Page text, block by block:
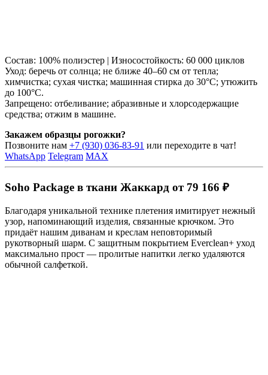
Состав: 100% полиэстер | Износостойкость: 60 000 циклов
Уход: беречь от солнца; не ближе 40–60 см от тепла;
химчистка; сухая чистка; машинная стирка до 30°C; утюжить
до 100°C.
Запрещено: отбеливание; абразивные и хлорсодержащие
средства; отжим в машине.
Закажем образцы рогожки?
Позвоните нам +7 (930) 036-83-91 или переходите в чат!
WhatsApp Telegram MAX
Soho Package в ткани Жаккард от 79 166 ₽
Благодаря уникальной технике плетения имитирует нежный
узор, напоминающий изделия, связанные крючком. Это
придаёт нашим диванам и креслам неповторимый
рукотворный шарм. С защитным покрытием Everclean+ уход
максимально прост — пролитые напитки легко удаляются
обычной салфеткой.